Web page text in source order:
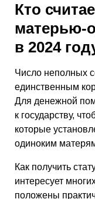
Кто
матерью-
в 2024
Число неполных
единственным
Для денежной
к государству,
которые
одиноким
Как получить
интересует
положены